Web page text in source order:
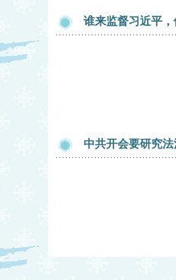
谁来监督习近平
中共开会要研究